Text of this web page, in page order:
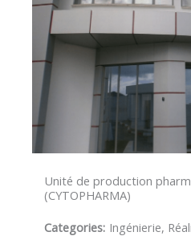
Unité de production
(CYTOPHARMA)
Categories: Ingénierie,